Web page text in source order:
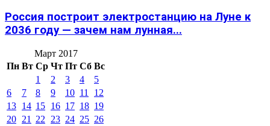
Россия построит электростанцию на Луне к
2036 году — зачем нам лунная...
Март 2017
Пн Вт Ср Чт Пт Сб Вс
1
2 3 4
5
6
7 8 9 10 11
12
13 14 15 16 17 18 19
20 21 22 23 24 25 26